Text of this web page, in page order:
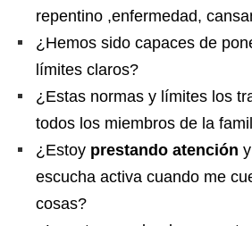
repentino ,enfermedad,
¿Hemos sido capaces de
límites claros?
¿Estas normas y límites los
todos los miembros de la
¿Estoy prestando atención
escucha activa cuando me
cosas?